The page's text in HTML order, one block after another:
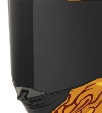
Incaltaminte Barbati
Urban
Touring
Off-Road
Sport
Incaltaminte Femei
Urban
Touring
Proiectoare
Protectii motor
Sisteme comunicatie
Suport telefon
Utile